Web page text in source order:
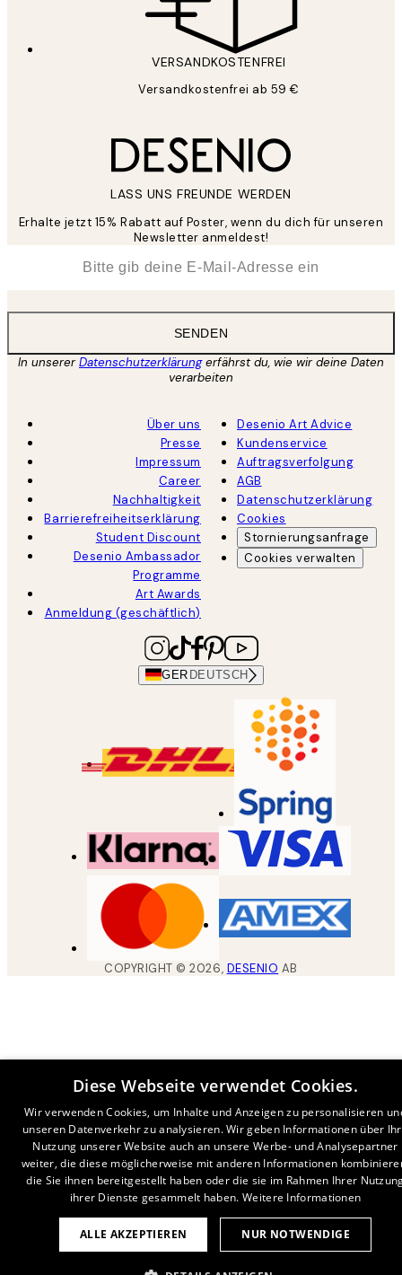
VERSANDKOSTENFREI
Versandkostenfrei ab 59 €
LASS UNS FREUNDE WERDEN
Erhalte jetzt 15% Rabatt auf Poster, wenn du dich für unseren
Newsletter anmeldest!
SENDEN
In unsererDatenschutzerklärungerfährst du, wie wir deine Daten
verarbeiten
Über uns
Presse
Impressum
Career
Nachhaltigkeit
Barrierefreiheitserklärung
Student Discount
Desenio Ambassador
Programme
Art Awards
Anmeldung (geschäftlich)
Desenio Art Advice
Kundenservice
Auftragsverfolgung
AGB
Datenschutzerklärung
Cookies
Stornierungsanfrage
Cookies verwalten
GER DEUTSCH
COPYRIGHT ©2026, DESENIO AB
Diese Webseite verwendet Cookies.
Wir verwenden Cookies, um Inhalte und Anzeigen zu personalisieren
unseren Datenverkehr zu analysieren. Wir geben Informationen über
Nutzung unserer Website auch an unsere Werbe- und Analysepartner
weiter, die diese möglicherweise mit anderen Informationen
die Sie ihnen bereitgestellt haben oder die sie im Rahmen Ihrer
ihrer Dienste gesammelt haben. Weitere Informationen
ALLE AKZEPTIEREN NUR NOTWENDIGE